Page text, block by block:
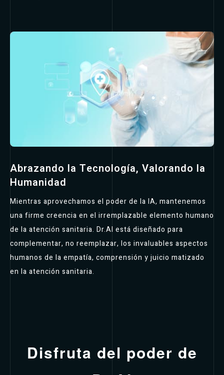
Abrazando la Tecnología, Valorando la
Humanidad
Mientras aprovechamos el poder de la IA, mantenemos
una firme creencia en el irremplazable elemento humano
de la atención sanitaria. Dr.AI está diseñado para
complementar, no reemplazar, los invaluables aspectos
humanos de la empatía, comprensión y juicio matizado
en la atención sanitaria.
Disfruta del poder de